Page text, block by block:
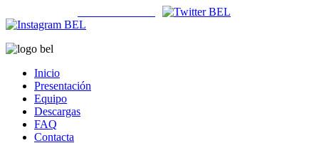
Inicio
Presentación
Equipo
Descargas
FAQ
Contacta